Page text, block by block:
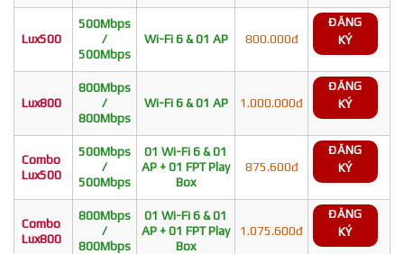
Lux500
500Mbps
/
500Mbps
Wi-Fi 6 & 01 AP 800.000đ
ĐĂNG
KÝ
Lux800
800Mbps
/
800Mbps
Wi-Fi 6 & 01 AP 1.000.000đ
ĐĂNG
KÝ
Combo
Lux500
500Mbps
/
500Mbps
01 Wi-Fi 6 & 01
AP + 01 FPT Play
Box
875.600đ
ĐĂNG
KÝ
Combo
Lux800
800Mbps
/
800Mbps
01 Wi-Fi 6 & 01
AP + 01 FPT Play
Box
1.075.600đ
ĐĂNG
KÝ